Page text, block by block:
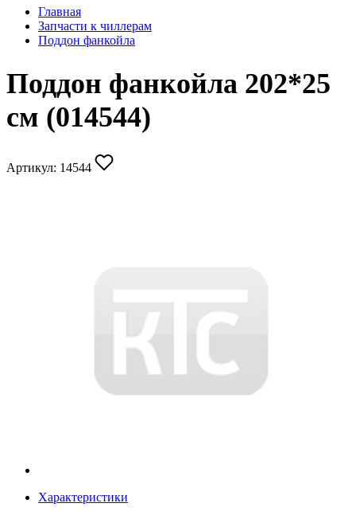
Главная
Запчасти к чиллерам
Поддон фанкойла
Поддон фанкойла 202*25
см (014544)
Артикул: 14544
Характеристики